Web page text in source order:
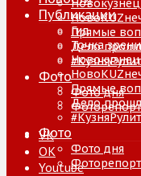
Прямые
Дело
#КузняРулит
Фото
Фото дня
VK
ОК
Youtube
Публикации
Гид
Точка
Прямые
Дело
#КузняРулит
Фото
Фото дня